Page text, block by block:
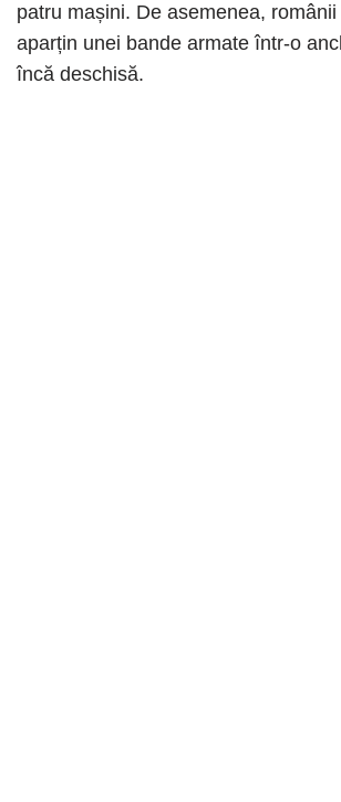
patru mașini. De asemenea,
aparțin unei bande armate într-o
încă deschisă.